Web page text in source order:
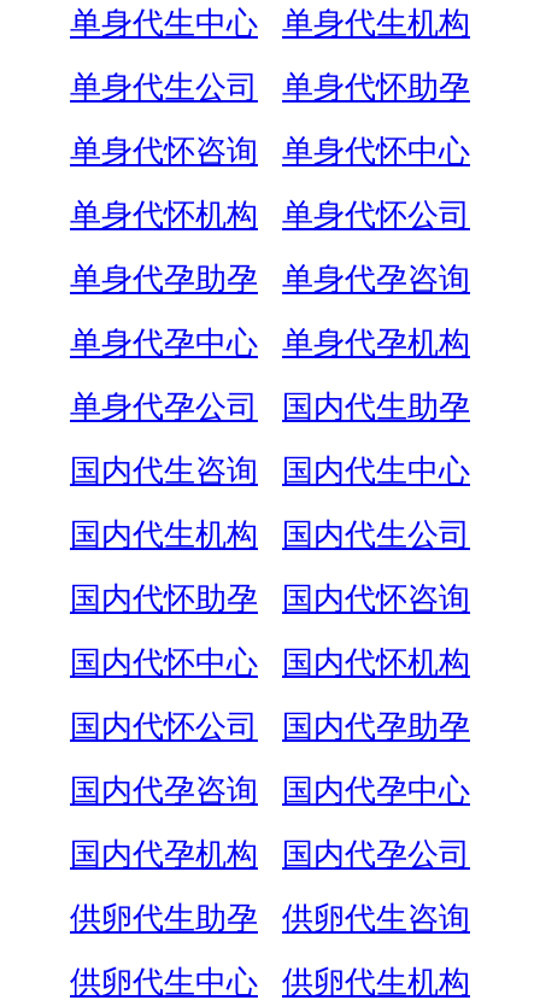
单身代生中心
单身代生机构
单身代生公司
单身代怀助孕
单身代怀咨询
单身代怀中心
单身代怀机构
单身代怀公司
单身代孕助孕
单身代孕咨询
单身代孕中心
单身代孕机构
单身代孕公司
国内代生助孕
国内代生咨询
国内代生中心
国内代生机构
国内代生公司
国内代怀助孕
国内代怀咨询
国内代怀中心
国内代怀机构
国内代怀公司
国内代孕助孕
国内代孕咨询
国内代孕中心
国内代孕机构
国内代孕公司
供卵代生助孕
供卵代生咨询
供卵代生中心
供卵代生机构